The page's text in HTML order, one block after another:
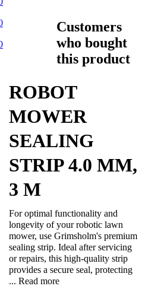
ROBOT
MOWER
SEALING
STRIP 4.0 MM,
3 M
For optimal functionality and
longevity of your robotic lawn
mower, use Grimsholm's premium
sealing strip. Ideal after servicing
or repairs, this high-quality strip
provides a secure seal, protecting
... Read more
Customers
who bought
this product